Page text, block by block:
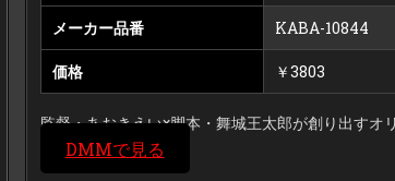
メーカー品番 KABA-10844
価格 ￥3803
監督・あおきえい×脚本・舞城王太郎が創り出すオ
DMMで見る